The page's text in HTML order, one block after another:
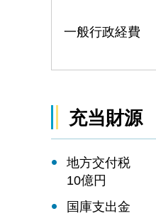
一般行政経費
充当財源
地方交付税
10億円
国庫支出金